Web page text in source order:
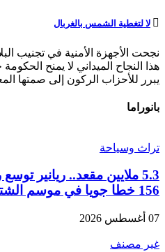
لا لتغطية الشمس بالغربال
نجحت الأجهزة الأمنية في تجنيب
هذا النجاح الميداني لا يمنح
يبرر للأحزاب الركون إلى صمتها
بانوراما
تراث وسياحة
5.3 ملايين مقعد.. ريانير
156 خطا جويا في موسم الشتاء
07 أغسطس 2026
غير مصنف